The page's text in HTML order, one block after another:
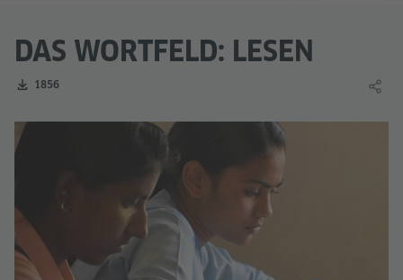
DAS WORTFELD: LESEN
Zahl der Downloads:
1856